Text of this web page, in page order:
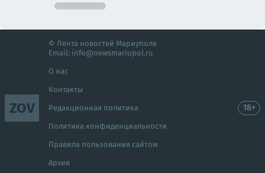
ZOV
© Лента новостей Мариуполя
Email: info@newsmariupol.ru
О нас
Контакты
Редакционная политика
Политика конфиденциальности
Правила пользования сайтом
Архив
18+